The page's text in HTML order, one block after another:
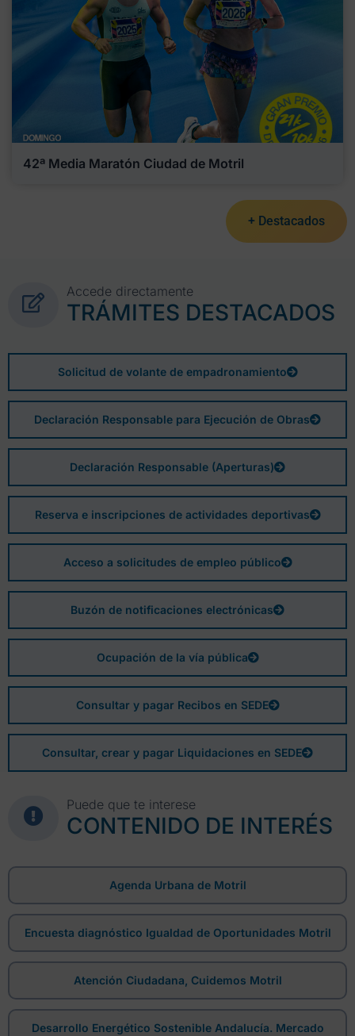
42ª Media Maratón Ciudad de Motril
+ Destacados
Accede directamente
TRÁMITES DESTACADOS
Solicitud de volante de empadronamiento
Declaración Responsable para Ejecución de Obras
Declaración Responsable (Aperturas)
Reserva e inscripciones de actividades deportivas
Acceso a solicitudes de empleo público
Buzón de notificaciones electrónicas
Ocupación de la vía pública
Consultar y pagar Recibos en SEDE
Consultar, crear y pagar Liquidaciones en SEDE
Puede que te interese
CONTENIDO DE INTERÉS
Agenda Urbana de Motril
Encuesta diagnóstico Igualdad de Oportunidades Motril
Atención Ciudadana, Cuidemos Motril
Desarrollo Energético Sostenible Andalucía. Mercado